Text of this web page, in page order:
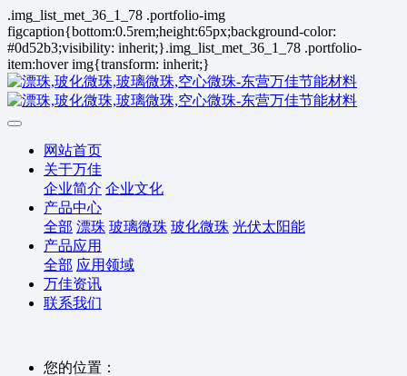
.img_list_met_36_1_78 .portfolio-img
figcaption{bottom:0.5rem;height:65px;background-color:
#0d52b3;visibility: inherit;}.img_list_met_36_1_78 .portfolio-
item:hover img{transform: inherit;}
网站首页
关于万佳
企业简介 企业文化
产品中心
全部 漂珠 玻璃微珠 玻化微珠 光伏太阳能
产品应用
全部 应用领域
万佳资讯
联系我们
您的位置：